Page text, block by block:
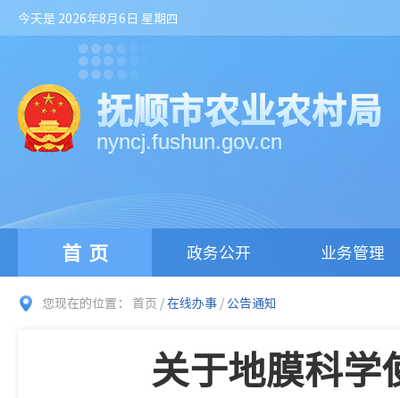
今天是 2026年8月6日 星期四
抚顺市农业农村局
nyncj.fushun.gov.cn
首页 政务公开 业务管理
您现在的位置： 首页 /在线办事 / 公告通知
关于地膜科学